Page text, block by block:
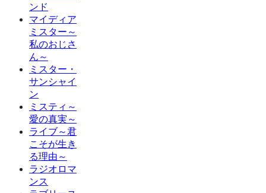
ンド
マイディア
ミスター～
私のおじさ
ん～
ミスター・
サンシャイ
ン
ミスティ～
愛の真実～
ライブ～君
こそが生き
る理由～
ラジオロマ
ンス